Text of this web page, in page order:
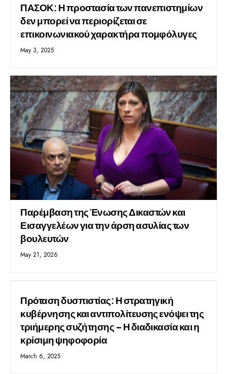
ΠΑΣΟΚ: Η προστασία των πανεπιστημίων
δεν μπορεί να περιορίζεται σε
επικοινωνιακού χαρακτήρα πομφόλυγες
May 3, 2025
Παρέμβαση της Ένωσης Δικαστών και
Εισαγγελέων για την άρση ασυλίας των
βουλευτών
May 21, 2026
Πρόταση δυσπιστίας: Η στρατηγική
κυβέρνησης και αντιπολίτευσης ενόψει της
τριήμερης συζήτησης – Η διαδικασία και η
κρίσιμη ψηφοφορία
March 6, 2025